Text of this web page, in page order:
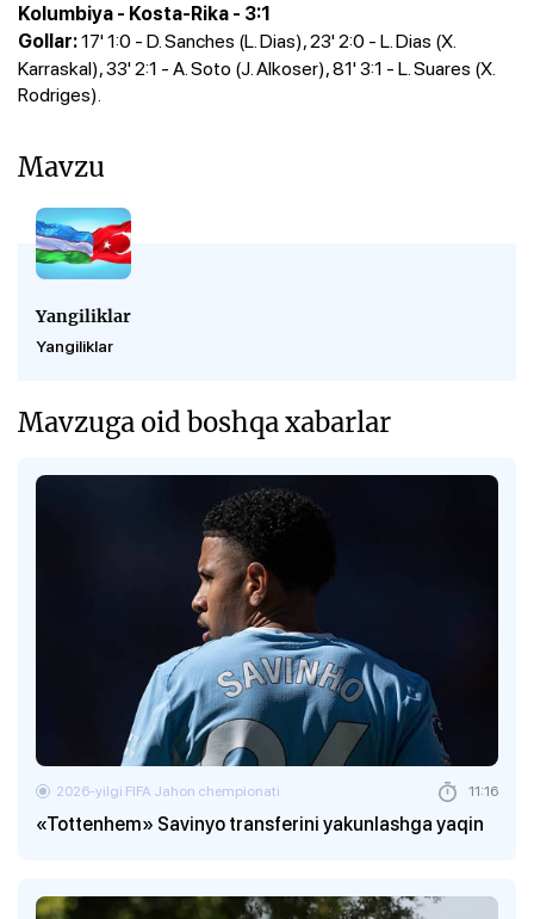
Kolumbiya - Kosta-Rika - 3:1
Gollar:17' 1:0 - D. Sanches (L. Dias), 23' 2:0 - L. Dias (X.
Karraskal), 33' 2:1 - A. Soto (J. Alkoser), 81' 3:1 - L. Suares (X.
Rodriges).
Mavzu
Yangiliklar
Yangiliklar
Mavzuga oid boshqa xabarlar
«Tottenhem» Savinyo transferini yakunlashga yaqin
2026-yilgi FIFA Jahon chempionati 11:16